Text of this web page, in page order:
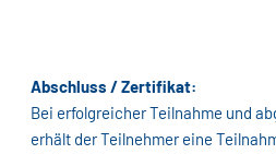
Abschluss / Zertifikat:
Bei erfolgreicher Teilnahme und
erhält der Teilnehmer eine